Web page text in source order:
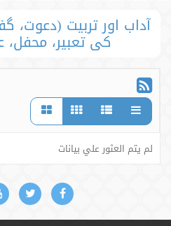
آداب اور تربیت (دعوت،
کی تعبیر، محفل،
لم يتم العثور علي بيانات